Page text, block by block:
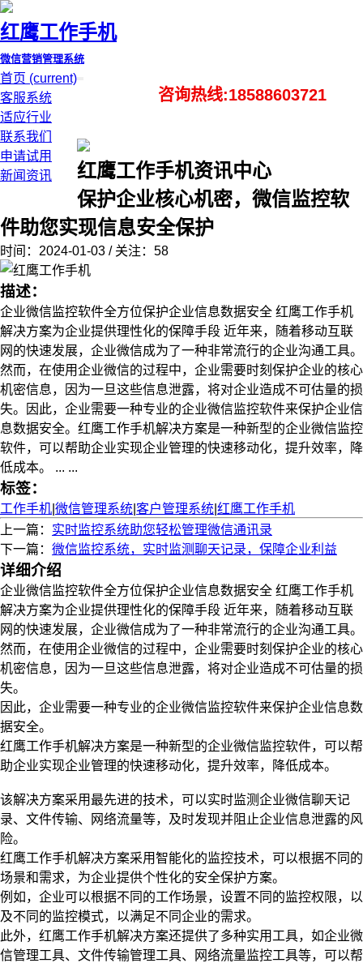
红鹰工作手机
微信营销管理系统
首页 (current)
客服系统
适应行业
联系我们
申请试用
新闻资讯
咨询热线:18588603721
红鹰工作手机资讯中心
保护企业核心机密，微信监控软
件助您实现信息安全保护
时间：2024-01-03 / 关注：58
描述：
企业微信监控软件全方位保护企业信息数据安全 红鹰工作手机
解决方案为企业提供理性化的保障手段 近年来，随着移动互联
网的快速发展，企业微信成为了一种非常流行的企业沟通工具。
然而，在使用企业微信的过程中，企业需要时刻保护企业的核心
机密信息，因为一旦这些信息泄露，将对企业造成不可估量的损
失。因此，企业需要一种专业的企业微信监控软件来保护企业信
息数据安全。红鹰工作手机解决方案是一种新型的企业微信监控
软件，可以帮助企业实现企业管理的快速移动化，提升效率，降
低成本。 ... ...
标签：
工作手机 微信管理系统 客户管理系统 红鹰工作手机
上一篇： 实时监控系统助您轻松管理微信通讯录
下一篇： 微信监控系统，实时监测聊天记录，保障企业利益
详细介绍
企业微信监控软件全方位保护企业信息数据安全 红鹰工作手机
解决方案为企业提供理性化的保障手段 近年来，随着移动互联
网的快速发展，企业微信成为了一种非常流行的企业沟通工具。
然而，在使用企业微信的过程中，企业需要时刻保护企业的核心
机密信息，因为一旦这些信息泄露，将对企业造成不可估量的损
失。
因此，企业需要一种专业的企业微信监控软件来保护企业信息数
据安全。
红鹰工作手机解决方案是一种新型的企业微信监控软件，可以帮
助企业实现企业管理的快速移动化，提升效率，降低成本。
该解决方案采用最先进的技术，可以实时监测企业微信聊天记
录、文件传输、网络流量等，及时发现并阻止企业信息泄露的风
险。
红鹰工作手机解决方案采用智能化的监控技术，可以根据不同的
场景和需求，为企业提供个性化的安全保护方案。
例如，企业可以根据不同的工作场景，设置不同的监控权限，以
及不同的监控模式，以满足不同企业的需求。
此外，红鹰工作手机解决方案还提供了多种实用工具，如企业微
信管理工具、文件传输管理工具、网络流量监控工具等，可以帮